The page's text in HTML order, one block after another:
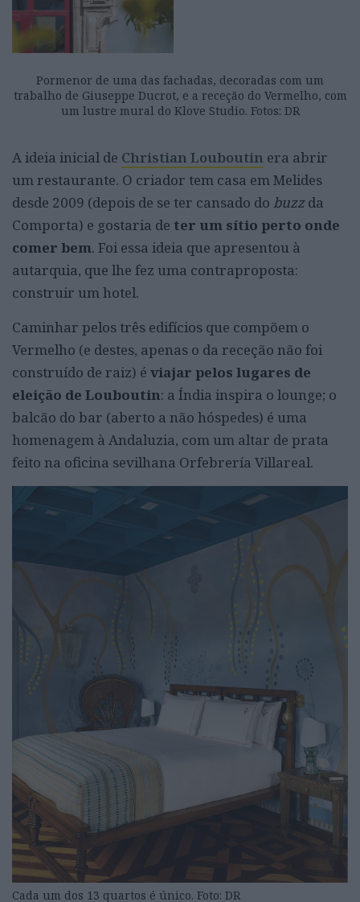
Pormenor de uma das fachadas, decoradas com um
trabalho de Giuseppe Ducrot, e a receção do Vermelho, com
um lustre mural do Klove Studio. Fotos: DR
A ideia inicial de Christian Louboutin era abrir
um restaurante. O criador tem casa em Melides
desde 2009 (depois de se ter cansado do buzzda
Comporta) e gostaria de ter um sítio perto onde
comer bem. Foi essa ideia que apresentou à
autarquia, que lhe fez uma contraproposta:
construir um hotel.
Caminhar pelos três edifícios que compõem o
Vermelho (e destes, apenas o da receção não foi
construído de raiz) é viajar pelos lugares de
eleição de Louboutin: a Índia inspira o lounge; o
balcão do bar (aberto a não hóspedes) é uma
homenagem à Andaluzia, com um altar de prata
feito na oficina sevilhana Orfebrería Villareal.
Cada um dos 13 quartos é único. Foto: DR